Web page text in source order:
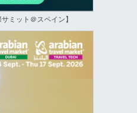
ミット＠スペイン】